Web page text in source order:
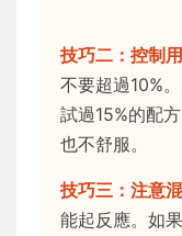
技巧二：控制
不要超過10%
試過15%的配
也不舒服。
技巧三：注意
能起反應。如